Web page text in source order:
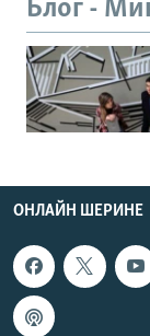
Блог -
ОНЛАЙН ШЕРИНЕ